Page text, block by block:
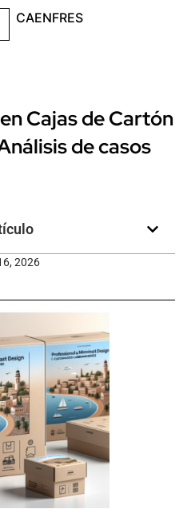
CAENFRES
Cajas de Cartón
de casos
2026